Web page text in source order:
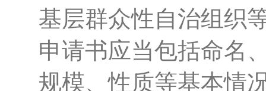
基层群众性自治组织
申请书应当包括命名
规模、性质等基本情